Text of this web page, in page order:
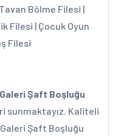
Bölme Filesi |
Filesi | Çocuk Oyun
Filesi
Galeri Şaft Boşluğu
sunmaktayız. Kaliteli
Şaft Boşluğu